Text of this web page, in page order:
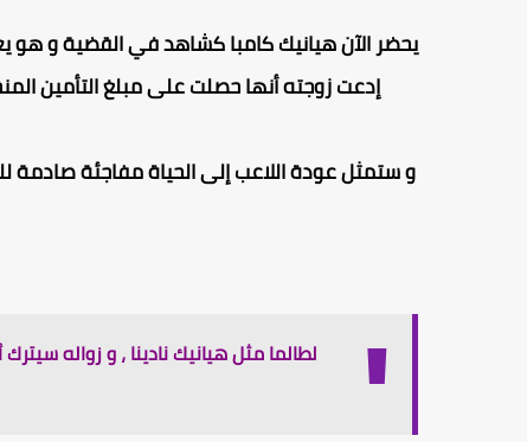
يحضر الآنهيانيك كامباكشاهد في القضية و هو
إدعت زوجته أنها حصلت على مبلغ التأمين
و ستمثل عودة اللاعب إلى الحياة مفاجئة صادمة
لطالما مثل هيانيك نادينا ، و زواله